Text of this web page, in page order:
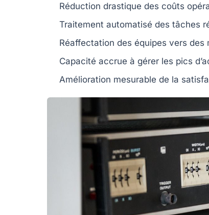
Réduction drastique des coûts
Traitement automatisé des tâches
Réaffectation des équipes vers
Capacité accrue à gérer les pics
Amélioration mesurable de la